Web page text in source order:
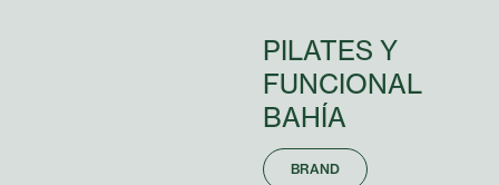
PILATES Y
FUNCIONAL
BAHÍA
BRAND